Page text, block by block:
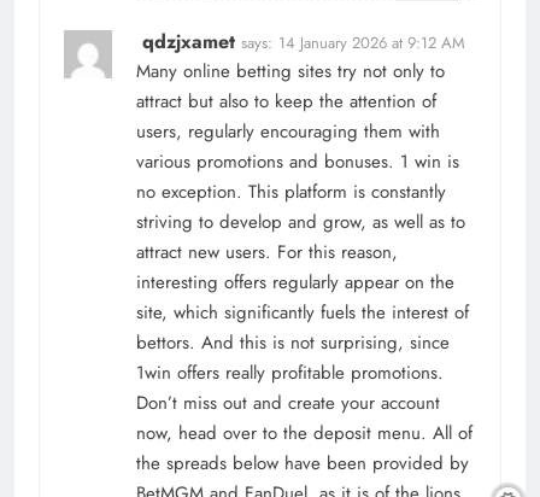
qdzjxamet says: 14 January 2026 at 9:12 AM
Many online betting sites try not only to
attract but also to keep the attention of
users, regularly encouraging them with
various promotions and bonuses. 1 win is
no exception. This platform is constantly
striving to develop and grow, as well as to
attract new users. For this reason,
interesting offers regularly appear on the
site, which significantly fuels the interest of
bettors. And this is not surprising, since
1win offers really profitable promotions.
Don’t miss out and create your account
now, head over to the deposit menu. All of
the spreads below have been provided by